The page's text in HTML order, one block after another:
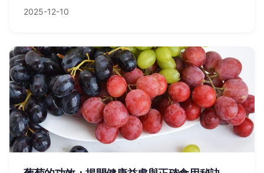
2025-12-10